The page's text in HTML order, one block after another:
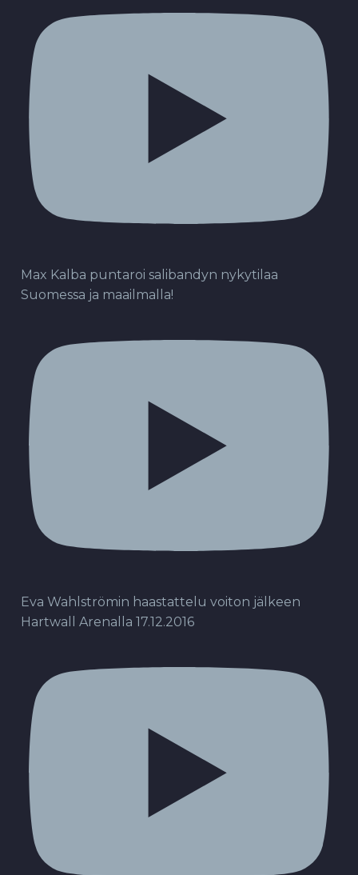
Max Kalba puntaroi salibandyn nykytilaa
Suomessa ja maailmalla!
Eva Wahlströmin haastattelu voiton jälkeen
Hartwall Arenalla 17.12.2016